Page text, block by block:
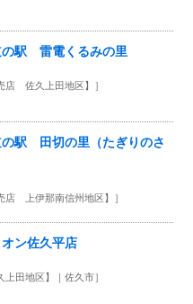
の駅 雷電くるみの里
店 佐久上田地区】 ］
の駅 田切の里（たぎりのさ
店 上伊那南信州地区】 ］
オン佐久平店
田地区】 佐久市］